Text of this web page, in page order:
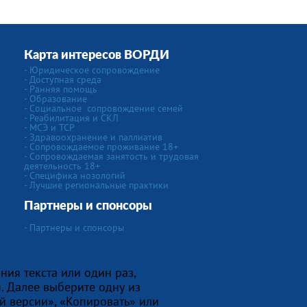
Карта интересов ВОРДИ
- Юридическое сопровождение
- Доступная среда
- Ранняя помощь
- Образование
- Социальное сопровождение семей
- Реабилитация и СКЛ
- МСЭ и ТСР
- Здравоохранение и паллиатив
- Сопровождаемое проживание 18+
- Сопровождаемая занятость и трудовая
деятельность 18+
- Специфика нозологий
- Лучшие региональные практики
Партнеры и спонсоры
- Партнеры и спонсоры
текста или один раз,
Далее выберите одну из
«Копировать» или